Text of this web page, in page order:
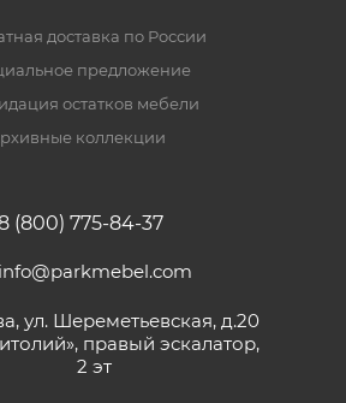
доставка по России
предложение
остатков мебели
коллекции
(800) 775-84-37
info@parkmebel.com
ул. Шереметьевская, д.20
правый эскалатор,
2 эт